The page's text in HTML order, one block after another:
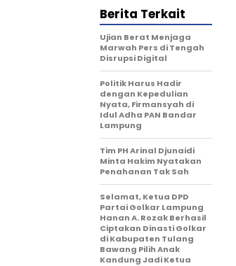
Berita Terkait
Ujian Berat Menjaga
Marwah Pers di Tengah
Disrupsi Digital
Politik Harus Hadir
dengan Kepedulian
Nyata, Firmansyah di
Idul Adha PAN Bandar
Lampung
Tim PH Arinal Djunaidi
Minta Hakim Nyatakan
Penahanan Tak Sah
Selamat, Ketua DPD
Partai Golkar Lampung
Hanan A. Rozak Berhasil
Ciptakan Dinasti Golkar
di Kabupaten Tulang
Bawang Pilih Anak
Kandung Jadi Ketua